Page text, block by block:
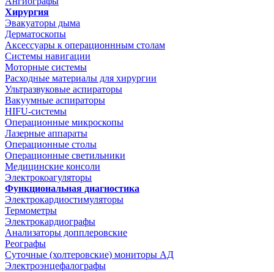
Хирургия
Эвакуаторы дыма
Дерматоскопы
Аксессуары к операционнным столам
Системы навигации
Моторные системы
Расходные материалы для хирургии
Ультразвуковые аспираторы
Вакуумные аспираторы
HIFU-системы
Операционные микроскопы
Лазерные аппараты
Операционные столы
Операционные светильники
Медицинские консоли
Электрокоагуляторы
Функциональная диагностика
Электрокардиостимуляторы
Термометры
Электрокардиографы
Анализаторы допплеровские
Реографы
Суточные (холтеровские) мониторы АД
Электроэнцефалографы